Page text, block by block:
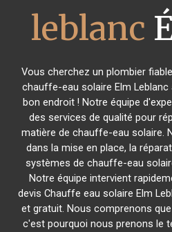
leblanc
Vous cherchez un plombier
chauffe-eau solaire Elm Leblanc
bon endroit ! Notre équipe
des services de qualité pour
matière de chauffe-eau solaire.
dans la mise en place, la
systèmes de chauffe-eau
Notre équipe intervient
devis Chauffe eau solaire Elm
et gratuit. Nous comprenons
c'est pourquoi nous prenons le